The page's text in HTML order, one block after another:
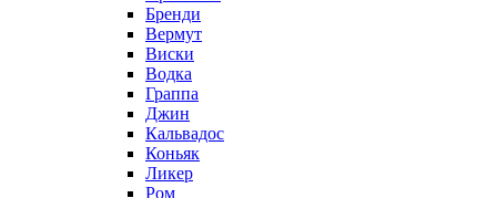
Бренди
Вермут
Виски
Водка
Граппа
Джин
Кальвадос
Коньяк
Ликер
Ром